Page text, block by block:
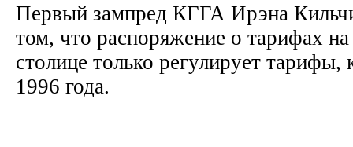
Первый зампред КГГА Ирэна
том, что распоряжение о тарифах
столице только регулирует тарифы,
1996 года.